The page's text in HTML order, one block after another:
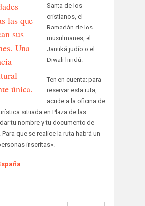
las que
sus
Una
única.
Santa de los
cristianos, el
Ramadán de los
musulmanes, el
Januká judío o el
Diwali hindú.
Ten en cuenta: para
reservar esta ruta,
acude a la oficina de
situada en Plaza de las
tu nombre y tu documento de
que se realice la ruta habrá un
inscritas».